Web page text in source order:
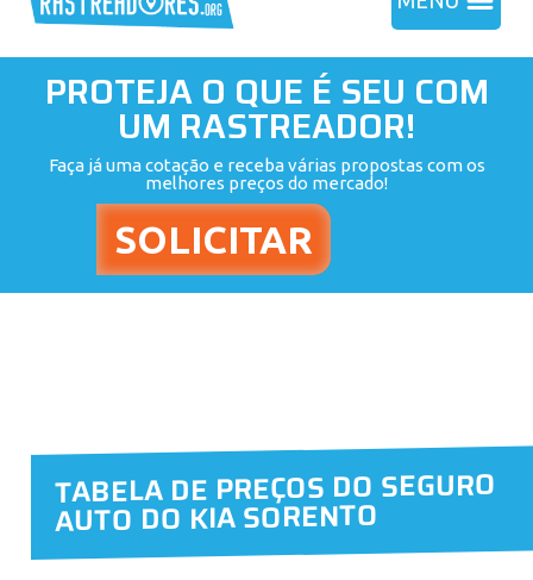
PROTEJA O QUE É SEU COM
UM RASTREADOR!
Faça já uma cotação e receba várias propostas com os
melhores preços do mercado!
TABELA DE PREÇOS DO SEGURO
AUTO DO KIA SORENTO